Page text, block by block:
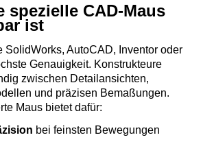
spezielle CAD‑Maus
ist
SolidWorks, AutoCAD, Inventor oder
Genauigkeit. Konstrukteure
zwischen Detailansichten,
und präzisen Bemaßungen.
Maus bietet dafür:
bei feinsten Bewegungen